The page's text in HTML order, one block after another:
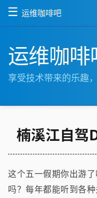
☰ 运维咖啡吧
运维咖啡
享受技术带来的乐趣
楠溪江自驾
这个五一假期你出游
吗？每年都能听到各